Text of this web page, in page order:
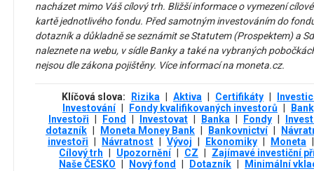
nacházet mimo Váš cílový trh. Bližší informace o vymezení
kartě jednotlivého fondu. Před samotným investováním do
dotazník a důkladně se seznámit se Statutem (Prospektem) a
naleznete na webu, v sídle Banky a také na vybraných
nejsou dle zákona pojištěny. Více informací na moneta.cz.
Klíčová slova: Rizika Aktiva Certifikáty
Investování
Fondy kvalifikovaných investorů
Investoři
Fond Investovat Banka Fondy
dotazník
Moneta Money Bank Bankovnictví
investoři
Návratnost Vývoj Ekonomiky Moneta
Cílový trh
Upozornění CZ
Zajímavé investiční
Naše ČESKO
Nový fond Dotazník Minimální